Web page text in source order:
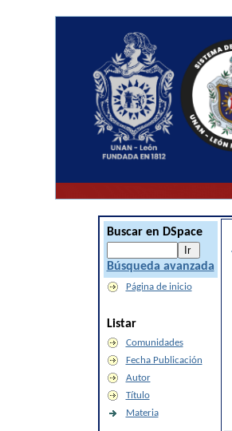
Buscar en DSpace
Búsqueda avanzada
Página de inicio
Listar
Comunidades
Fecha Publicación
Autor
Título
Materia